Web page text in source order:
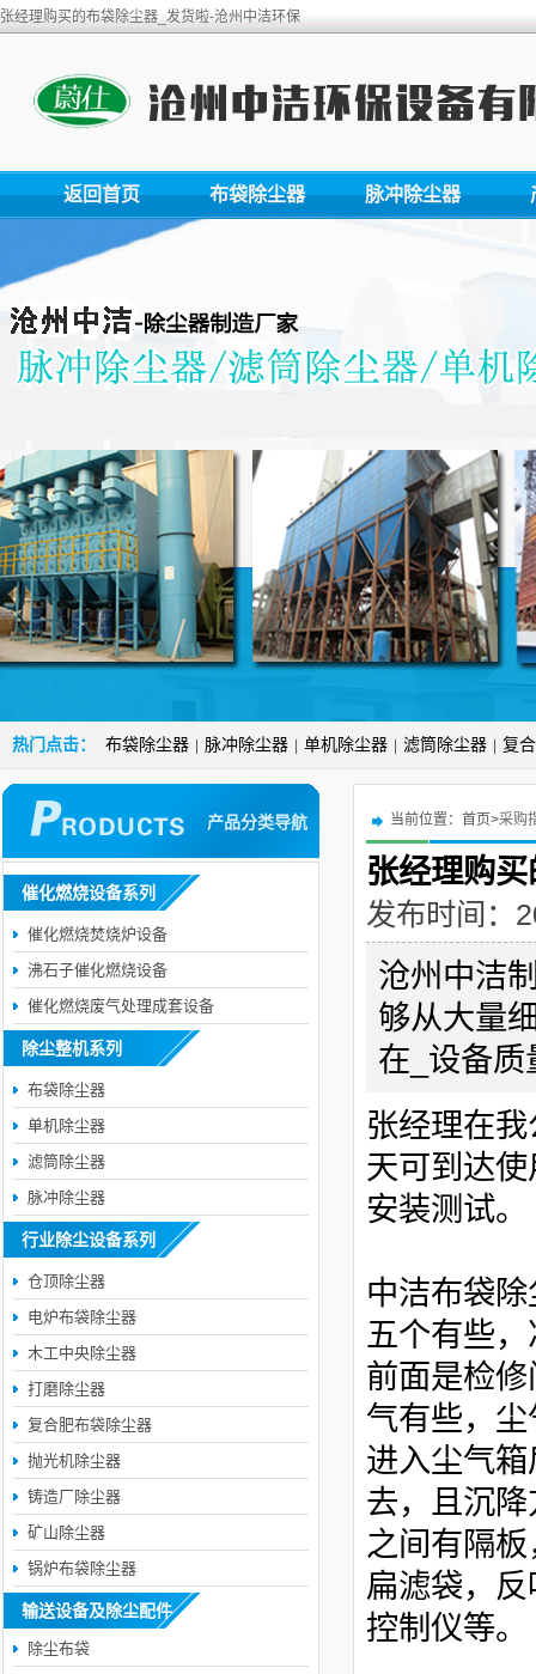
张经理购买的布袋除尘器_发货啦-沧州中洁环保
返回首页 布袋除尘器 脉冲除尘器
热门点击： 布袋除尘器 脉冲除尘器 单机除尘器 滤筒除尘器 复
当前位置： 首页>采购
张经理购
发布时间：
沧州中洁
够从大量
在_设备
张经理在
天可到达
安装测试。
中洁布袋
五个有些
前面是检
气有些，
进入尘气
去，且沉
之间有隔
扁滤袋，
控制仪等。
产品分类导航
催化燃烧设备系列
催化燃烧焚烧炉设备
沸石子催化燃烧设备
催化燃烧废气处理成套设备
除尘整机系列
布袋除尘器
单机除尘器
滤筒除尘器
脉冲除尘器
行业除尘设备系列
仓顶除尘器
电炉布袋除尘器
木工中央除尘器
打磨除尘器
复合肥布袋除尘器
抛光机除尘器
铸造厂除尘器
矿山除尘器
锅炉布袋除尘器
输送设备及除尘配件
除尘布袋